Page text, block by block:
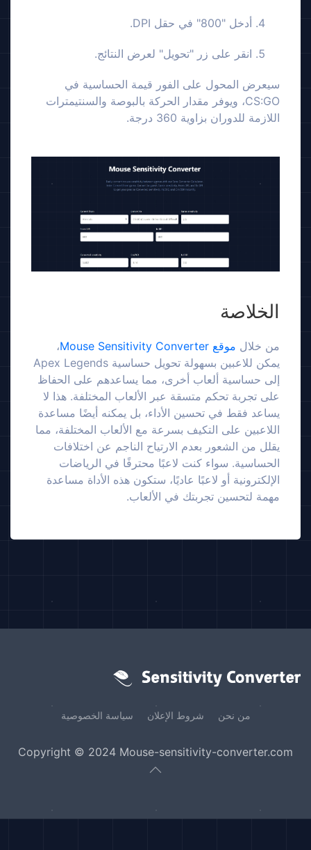
أدخل "800" في حقل DPI.
انقر على زر "تحويل" لعرض النتائج.
سيعرض المحول على الفور قيمة الحساسية في
CS:GO، ويوفر مقدار الحركة بالبوصة والسنتيمترات
اللازمة للدوران بزاوية 360 درجة.
الخلاصة
من خلالموقع Mouse Sensitivity Converter
،
يمكن للاعبين بسهولة تحويل حساسية Apex Legends
إلى حساسية ألعاب أخرى، مما يساعدهم على الحفاظ
على تجربة تحكم متسقة عبر الألعاب المختلفة. هذا لا
يساعد فقط في تحسين الأداء، بل يمكنه أيضًا مساعدة
اللاعبين على التكيف بسرعة مع الألعاب المختلفة، مما
يقلل من الشعور بعدم الارتياح الناجم عن اختلافات
الحساسية. سواء كنت لاعبًا محترفًا في الرياضات
الإلكترونية أو لاعبًا عاديًا، ستكون هذه الأداة مساعدة
مهمة لتحسين تجربتك في الألعاب.
من نحن شروط الإعلان سياسة الخصوصية
Copyright © 2024 Mouse-sensitivity-converter.com